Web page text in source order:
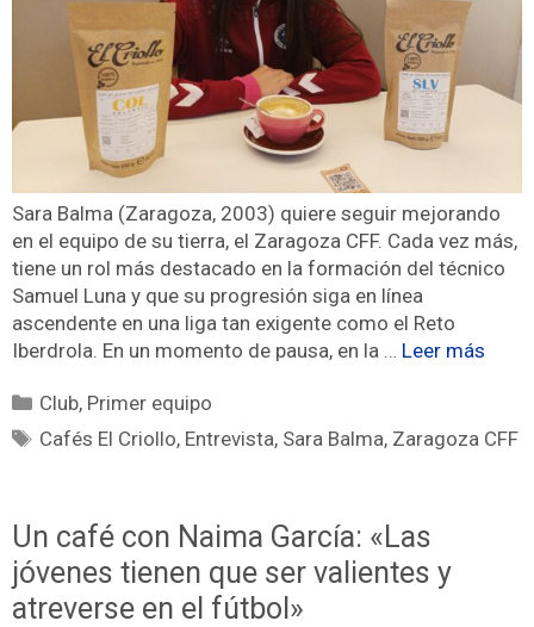
Sara Balma (Zaragoza, 2003) quiere seguir mejorando
en el equipo de su tierra, el Zaragoza CFF. Cada vez más,
tiene un rol más destacado en la formación del técnico
Samuel Luna y que su progresión siga en línea
ascendente en una liga tan exigente como el Reto
Iberdrola. En un momento de pausa, en la … Leer más
Club, Primer equipo
Cafés El Criollo, Entrevista, Sara Balma, Zaragoza CFF
Un café con Naima García: «Las
jóvenes tienen que ser valientes y
atreverse en el fútbol»